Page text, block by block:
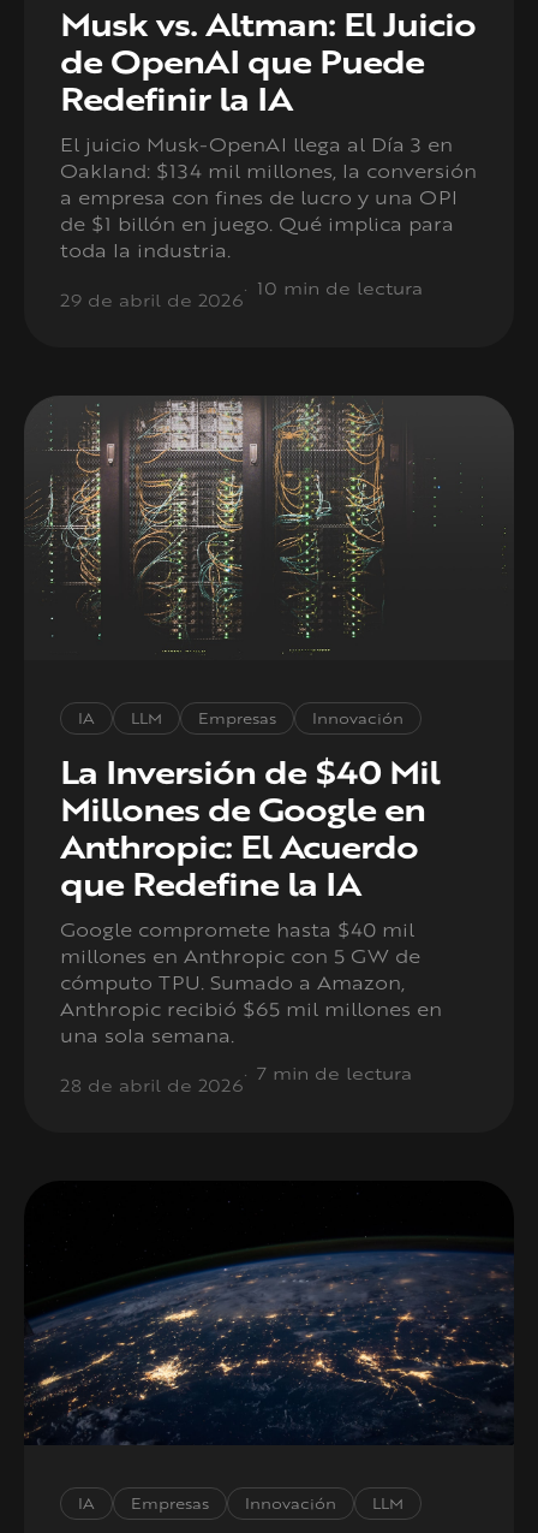
Musk vs. Altman: El Juicio
de OpenAI que Puede
Redefinir la IA
El juicio Musk-OpenAI llega al Día 3 en
Oakland: $134 mil millones, la conversión
a empresa con fines de lucro y una OPI
de $1 billón en juego. Qué implica para
toda la industria.
29 de abril de 2026
10 min de lectura
IA LLM Empresas Innovación
La Inversión de $40 Mil
Millones de Google en
Anthropic: El Acuerdo
que Redefine la IA
Google compromete hasta $40 mil
millones en Anthropic con 5 GW de
cómputo TPU. Sumado a Amazon,
Anthropic recibió $65 mil millones en
una sola semana.
28 de abril de 2026
7 min de lectura
IA Empresas Innovación LLM